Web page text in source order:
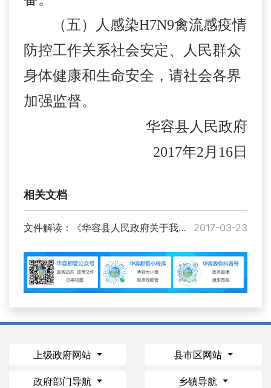
（五）人感染H7N9禽流感疫情
防控工作关系社会安定、人民群众
身体健康和生命安全，请社会各界
加强监督。
华容县人民政府
2017年2 月 16日
相关文档
文件解读：《华容县人民政府关于我县活禽交易市场临时休市的通告》 2017-03-23
上级政府网站 县市区网站
政府部门导航 乡镇导航